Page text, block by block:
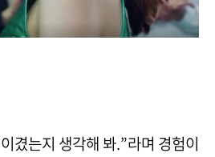
겼는지 생각해 봐.”라며 경험이